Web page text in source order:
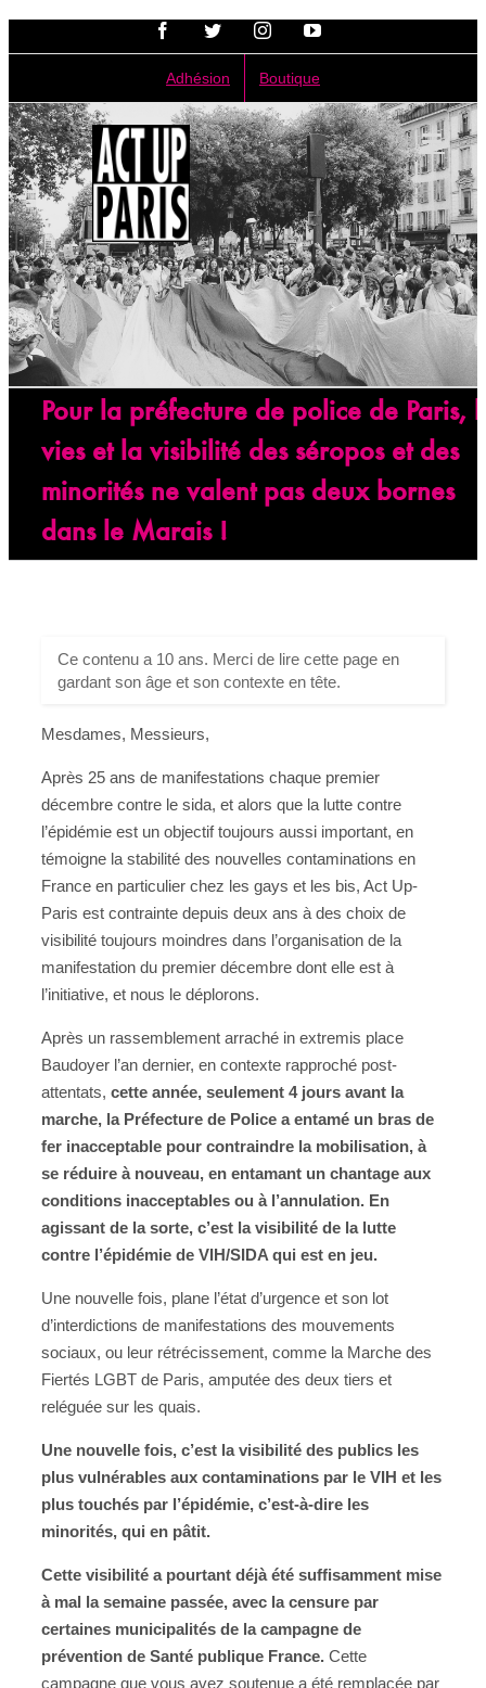
Passer
FacebookTwitterInstagramYouTube
Adhésion Boutique
Pour la préfecture de police de Paris,
vies et la visibilité des séropos et des
minorités ne valent pas deux bornes
dans le Marais !
Ce contenu a 10 ans. Merci de lire cette page en
gardant son âge et son contexte en tête.
Mesdames, Messieurs,
Après 25 ans de manifestations chaque premier
décembre contre le sida, et alors que la lutte contre
l’épidémie est un objectif toujours aussi important, en
témoigne la stabilité des nouvelles contaminations en
France en particulier chez les gays et les bis, Act Up-
Paris est contrainte depuis deux ans à des choix de
visibilité toujours moindres dans l’organisation de la
manifestation du premier décembre dont elle est à
l’initiative, et nous le déplorons.
Après un rassemblement arraché in extremis place
Baudoyer l’an dernier, en contexte rapproché post-
attentats, cette année, seulement 4 jours avant la
marche, la Préfecture de Police a entamé un bras de
fer inacceptable pour contraindre la mobilisation, à
se réduire à nouveau, en entamant un chantage aux
conditions inacceptables ou à l’annulation. En
agissant de la sorte, c’est la visibilité de la lutte
contre l’épidémie de VIH/SIDA qui est en jeu.
Une nouvelle fois, plane l’état d’urgence et son lot
d’interdictions de manifestations des mouvements
sociaux, ou leur rétrécissement, comme la Marche des
Fiertés LGBT de Paris, amputée des deux tiers et
reléguée sur les quais.
Une nouvelle fois, c’est la visibilité des publics les
plus vulnérables aux contaminations par le VIH et les
plus touchés par l’épidémie, c’est-à-dire les
minorités, qui en pâtit.
Cette visibilité a pourtant déjà été suffisamment mise
à mal la semaine passée, avec la censure par
certaines municipalités de la campagne de
prévention de Santé publique France. Cette
campagne que vous avez soutenue a été remplacée par